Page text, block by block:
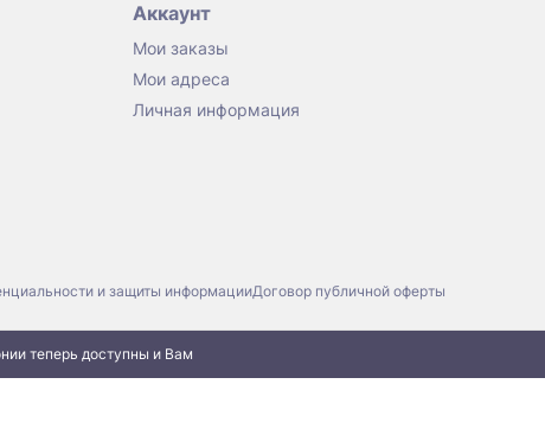
Аккаунт
Мои заказы
Мои адреса
Личная информация
и защиты информацииДоговор публичной оферты
теперь доступны и Вам